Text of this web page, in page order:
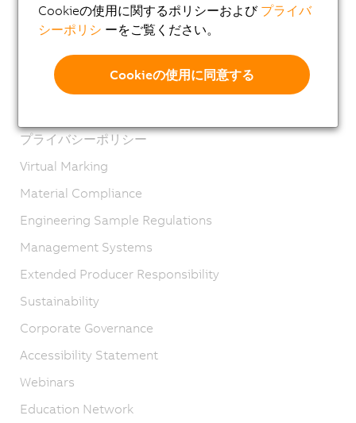
製品お問い合わせ・お見積り依頼 (メールで受け付け
ております)
Imprint
プライバシーポリシー
Virtual Marking
Material Compliance
Engineering Sample Regulations
Management Systems
Extended Producer Responsibility
Sustainability
Corporate Governance
Accessibility Statement
Webinars
Education Network
Cookieの使用に関するポリシーおよび プライバ
シーポリシ ーをご覧ください。
Cookieの使用に同意する